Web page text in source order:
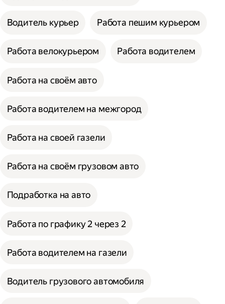
Водитель курьер Работа пешим курьером
Работа велокурьером Работа водителем
Работа на своём авто
Работа водителем на межгород
Работа на своей газели
Работа на своём грузовом авто
Подработка на авто
Работа по графику 2 через 2
Работа водителем на газели
Водитель грузового автомобиля